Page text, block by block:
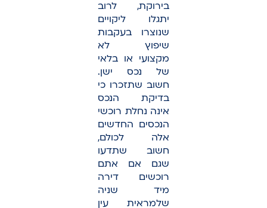
בירוקת, לרוב
יתגלו ליקויים
שנוצרו בעקבות
שיפוץ לא
מקצועי או בלאי
של נכס ישן.
חשוב שתזכרו כי
בדיקת הנכס
אינה נחלת רוכשי
הנכסים החדשים
אלה לכולם,
חשוב שתדעו
שגם אם אתם
רוכשים דירה
מיד שניה
שלמראית עין